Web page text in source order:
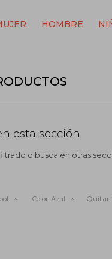
HOMBRE
esta sección.
o busca en otras
Color: Azul Quitar